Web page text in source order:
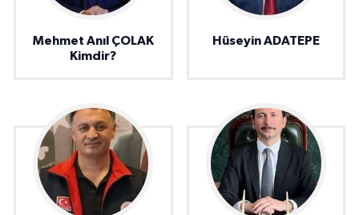
Mehmet Anıl ÇOLAK
Kimdir?
Hüseyin ADATEPE